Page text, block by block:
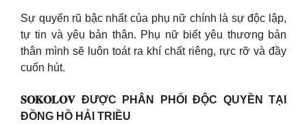
Sự quyến rũ bậc nhất của phụ nữ chính là sự độc lập,
tự tin và yêu bản thân. Phụ nữ biết yêu thương bản
thân mình sẽ luôn toát ra khí chất riêng, rực rỡ và đầy
cuốn hút.
𝐒𝐎𝐊𝐎𝐋𝐎𝐕 ĐƯỢC PHÂN PHỐI ĐỘC QUYỀN TẠI
ĐỒNG HỒ HẢI TRIỀU